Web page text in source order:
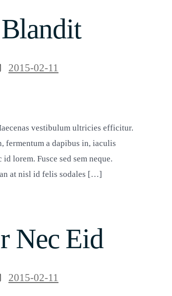
2015-02-11
vestibulum ultricies efficitur.
fermentum a dapibus in, iaculis
lorem. Fusce sed sem neque.
at nisl id felis sodales […]
Nec Eid
2015-02-11